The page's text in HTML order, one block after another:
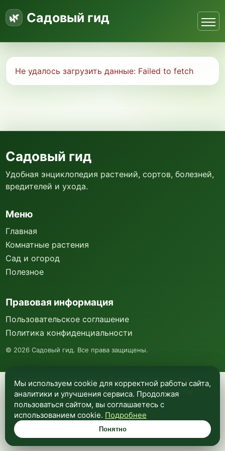
Садовый гид
Не удалось загрузить данные: Failed to fetch
Мы используем куки и Яндекс Метрику для
анализа посещаемости и улучшения работы
сайта. Подробнее —в политике
конфиденциальности.
Понятно
Садовый гид
Удобная энциклопедия растений, сортов, болезней,
вредителей и ухода.
Меню
Главная
Комнатные растения
Сад и огород
Полезное
Правовая информация
Пользовательское соглашение
Политика конфиденциальности
© 2026 Садовый гид. Все права защищены.
Мы используем cookie для корректной работы сайта,
аналитики и улучшения сервиса. Продолжая
пользоваться сайтом, вы соглашаетесь с
использованием cookie. Подробнее
Понятно